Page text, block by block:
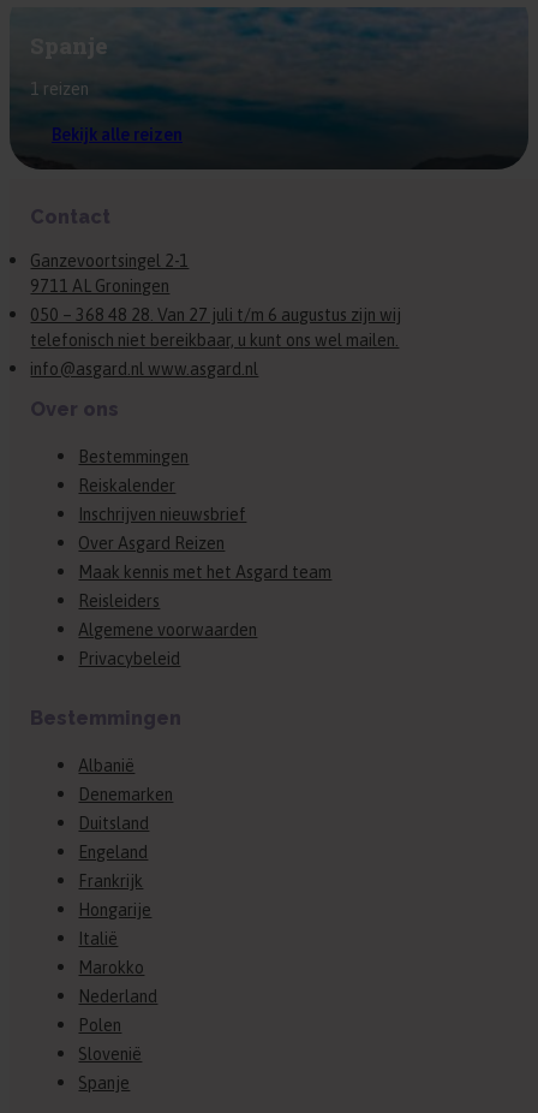
Spanje
1 reizen
Bekijk alle reizen
Contact
Ganzevoortsingel 2-1
9711 AL Groningen
050 – 368 48 28. Van 27 juli t/m 6 augustus zijn wij
telefonisch niet bereikbaar, u kunt ons wel mailen.
info@asgard.nl www.asgard.nl
Over ons
Bestemmingen
Reiskalender
Inschrijven nieuwsbrief
Over Asgard Reizen
Maak kennis met het Asgard team
Reisleiders
Algemene voorwaarden
Privacybeleid
Bestemmingen
Albanië
Denemarken
Duitsland
Engeland
Frankrijk
Hongarije
Italië
Marokko
Nederland
Polen
Slovenië
Spanje